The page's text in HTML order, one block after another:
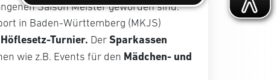
Saison Meister geworden sind.
in Baden-Württemberg (MKJS)
Höflesetz-Turnier. Der Sparkassen
wie z.B. Events für den Mädchen- und